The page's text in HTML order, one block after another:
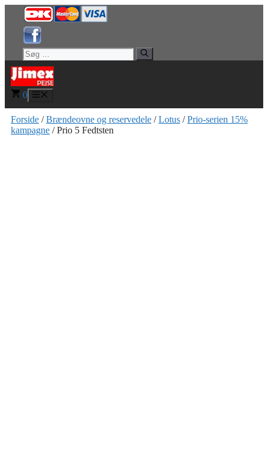
indhold
Søg
efter:
0
Forside /Brændeovne og reservedele /Lotus /Prio-serien 15%
kampagne / Prio 5 Fedtsten